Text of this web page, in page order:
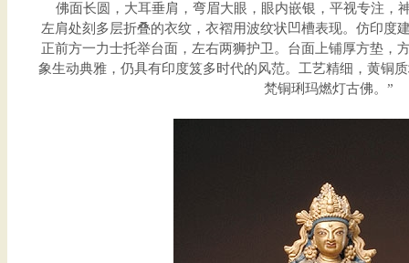
佛面长圆，大耳垂肩，弯眉大眼，眼内嵌银，平视专注，
左肩处刻多层折叠的衣纹，衣褶用波纹状凹槽表现。仿印度
正前方一力士托举台面，左右两狮护卫。台面上铺厚方垫，
象生动典雅，仍具有印度笈多时代的风范。工艺精细，黄铜
梵铜琍玛燃灯古佛。”